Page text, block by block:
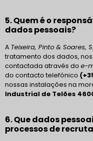
5. Quem é o
dados pessoais?
A Teixeira, Pinto & Soares,
tratamento dos dados,
contactada através do e-
do contacto telefónico
nossas instalações na
Industrial de Telões
6. Que dados
processos de